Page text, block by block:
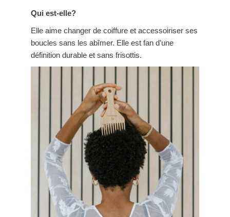
Qui est-elle?
Elle aime changer de coiffure et accessoiriser ses
boucles sans les abîmer. Elle est fan d’une
définition durable et sans frisottis.